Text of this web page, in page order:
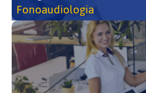
Fonoaudiologia